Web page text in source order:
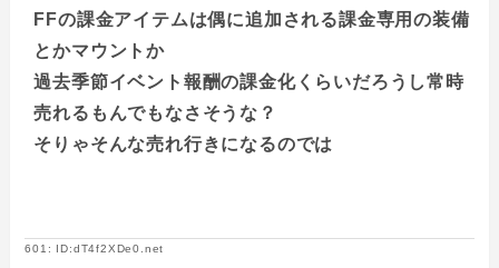
FFの課金アイテムは偶に追加される課金専用の装備
とかマウントか
過去季節イベント報酬の課金化くらいだろうし常時
売れるもんでもなさそうな？
そりゃそんな売れ行きになるのでは
601: ID:dT4f2XDe0.net